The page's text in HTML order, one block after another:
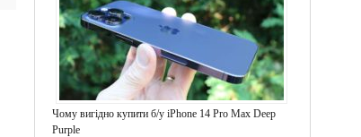
Чому вигідно купити б/у iPhone 14 Pro Max Deep
Purple